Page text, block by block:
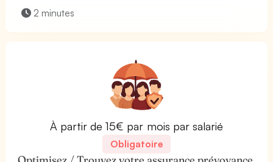
2 minutes
À partir de 15€ par mois par salarié
Obligatoire